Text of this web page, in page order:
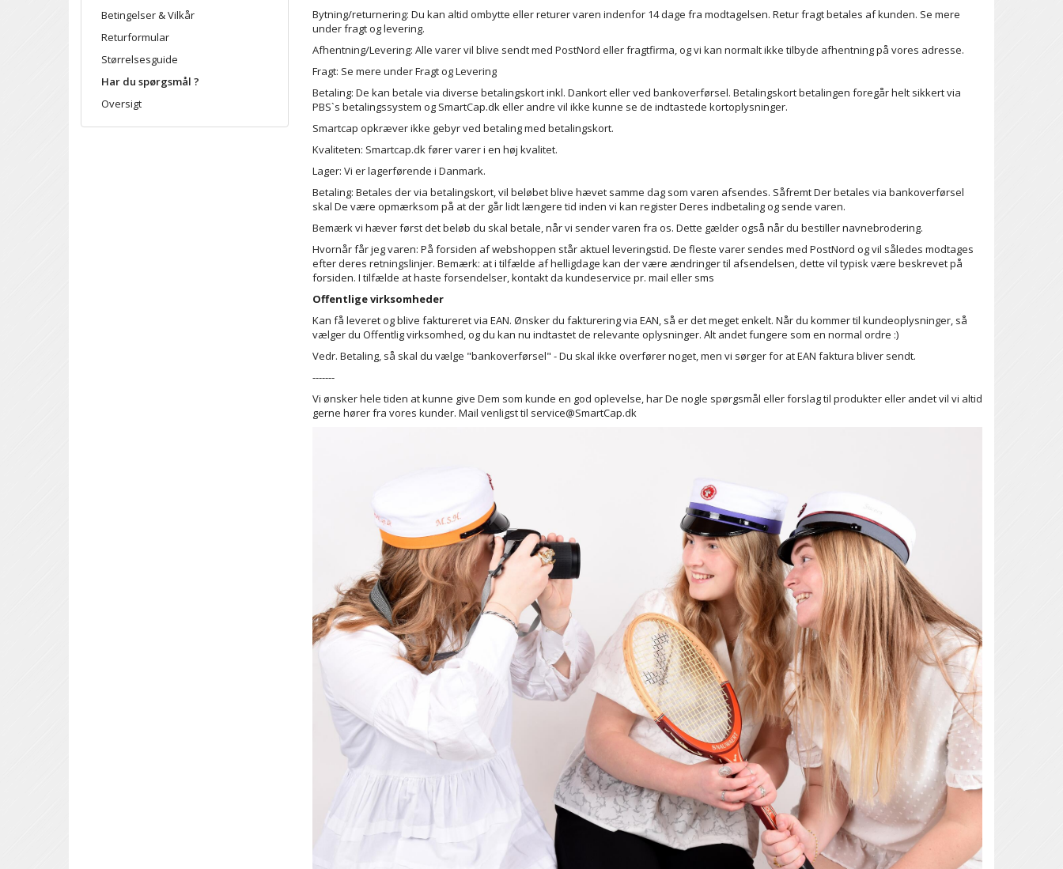
Betingelser & Vilkår
Returformular
Størrelsesguide
Har du spørgsmål ?
Oversigt
Bytning/returnering: Du kan altid ombytte eller returer varen indenfor 14 dage fra modtagelsen. Retur fragt betales af kunden. Se mere
under fragt og levering.
Afhentning/Levering: Alle varer vil blive sendt med PostNord eller fragtfirma, og vi kan normalt ikke tilbyde afhentning på vores adresse.
Fragt: Se mere under Fragt og Levering
Betaling: De kan betale via diverse betalingskort inkl. Dankort eller ved bankoverførsel. Betalingskort betalingen foregår helt sikkert via
PBS`s betalingssystem og SmartCap.dk eller andre vil ikke kunne se de indtastede kortoplysninger.
Smartcap opkræver ikke gebyr ved betaling med betalingskort.
Kvaliteten: Smartcap.dk fører varer i en høj kvalitet.
Lager: Vi er lagerførende i Danmark.
Betaling: Betales der via betalingskort, vil beløbet blive hævet samme dag som varen afsendes. Såfremt Der betales via bankoverførsel
skal De være opmærksom på at der går lidt længere tid inden vi kan register Deres indbetaling og sende varen.
Bemærk vi hæver først det beløb du skal betale, når vi sender varen fra os. Dette gælder også når du bestiller navnebrodering.
Hvornår får jeg varen: På forsiden af webshoppen står aktuel leveringstid. De fleste varer sendes med PostNord og vil således modtages
efter deres retningslinjer. Bemærk: at i tilfælde af helligdage kan der være ændringer til afsendelsen, dette vil typisk være beskrevet på
forsiden. I tilfælde at haste forsendelser, kontakt da kundeservice pr. mail eller sms
Offentlige virksomheder
Kan få leveret og blive faktureret via EAN. Ønsker du fakturering via EAN, så er det meget enkelt. Når du kommer til kundeoplysninger, så
vælger du Offentlig virksomhed, og du kan nu indtastet de relevante oplysninger. Alt andet fungere som en normal ordre :)
Vedr. Betaling, så skal du vælge "bankoverførsel" - Du skal ikke overfører noget, men vi sørger for at EAN faktura bliver sendt.
-------
Vi ønsker hele tiden at kunne give Dem som kunde en god oplevelse, har De nogle spørgsmål eller forslag til produkter eller andet vil vi altid
gerne hører fra vores kunder. Mail venligst til service@SmartCap.dk